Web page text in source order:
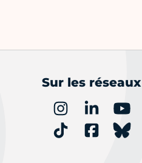
Sur les réseaux